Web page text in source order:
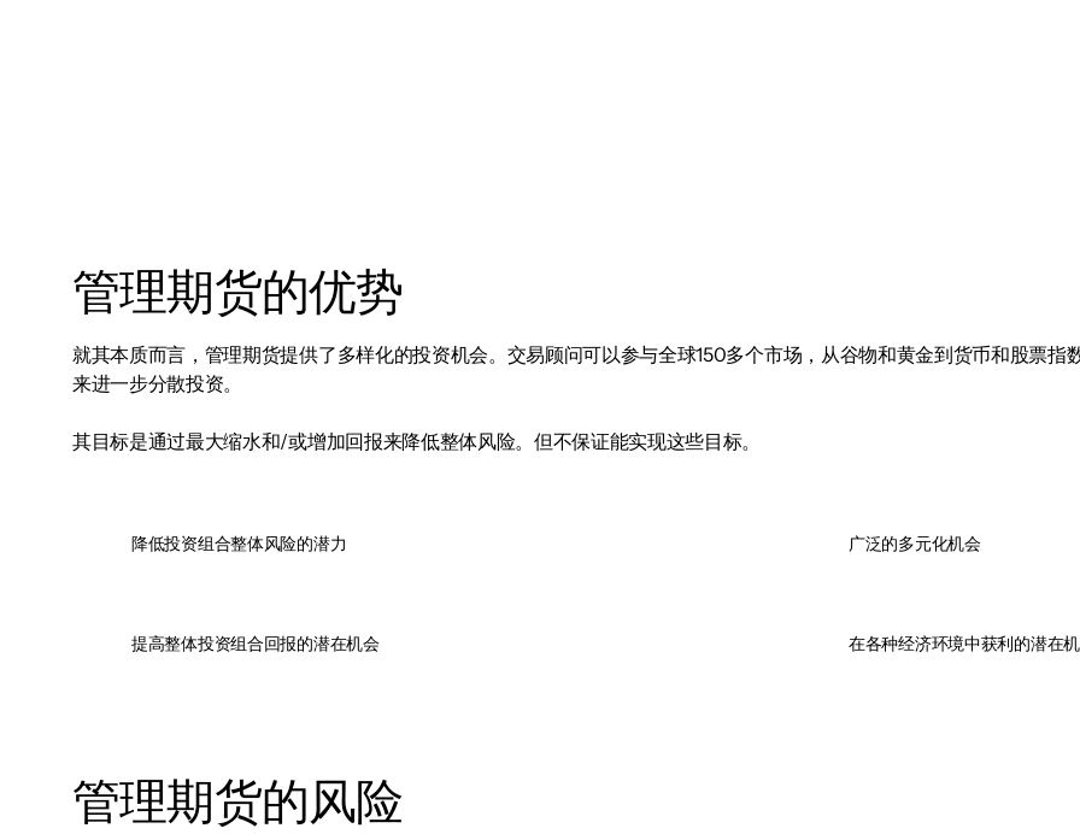
管理期货的优势
就其本质而言，管理期货提供了多样化的投资机会。交易顾问可以参与全球150多个市场，从谷物和黄金到货币和股票
来进一步分散投资。
其目标是通过最大缩水和/或增加回报来降低整体风险。但不保证能实现这些目标。
降低投资组合整体风险的潜力 广泛的多元化机会
提高整体投资组合回报的潜在机会 在各种经济环境中获利的潜在
管理期货的风险